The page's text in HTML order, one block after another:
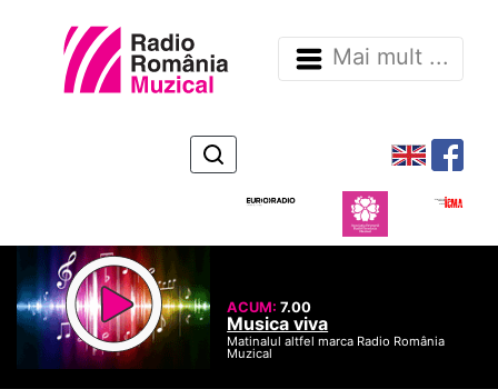
Mai mult ...
ACUM:7.00
Musica viva
Matinalul altfel marca Radio România
Muzical